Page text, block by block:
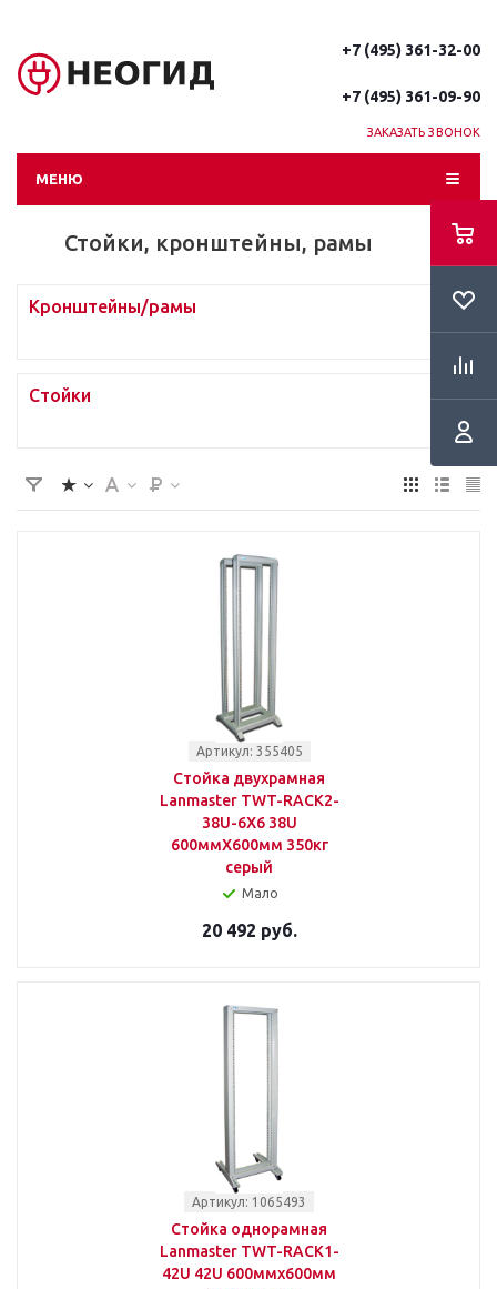
+7 (495) 361-32-00
+7 (495) 361-09-90
ЗАКАЗАТЬ ЗВОНОК
МЕНЮ
Стойки, кронштейны, рамы
Кронштейны/рамы
Стойки
Артикул: 355405
Стойка двухрамная
Lanmaster TWT-RACK2-
38U-6X6 38U
600ммX600мм 350кг
серый
Мало
20 492 руб.
Артикул: 1065493
Стойка однорамная
Lanmaster TWT-RACK1-
42U 42U 600ммx600мм